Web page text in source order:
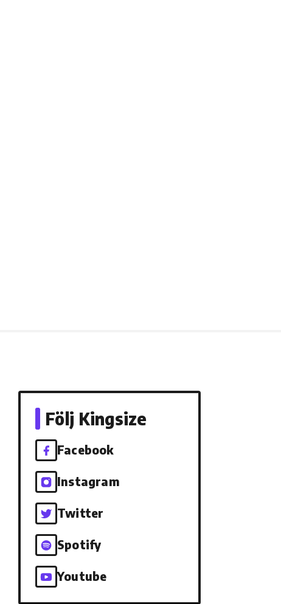
Följ Kingsize
Facebook
Instagram
Twitter
Spotify
Youtube